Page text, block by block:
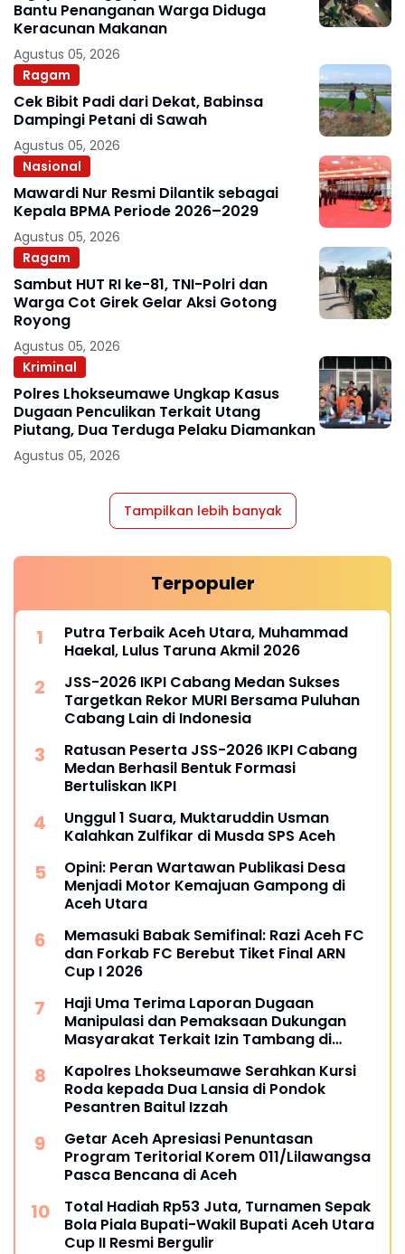
Bantu Penanganan Warga Diduga
Keracunan Makanan
Agustus 05, 2026
Ragam
Cek Bibit Padi dari Dekat, Babinsa
Dampingi Petani di Sawah
Agustus 05, 2026
Nasional
Mawardi Nur Resmi Dilantik sebagai
Kepala BPMA Periode 2026–2029
Agustus 05, 2026
Ragam
Sambut HUT RI ke-81, TNI-Polri dan
Warga Cot Girek Gelar Aksi Gotong
Royong
Agustus 05, 2026
Kriminal
Polres Lhokseumawe Ungkap Kasus
Dugaan Penculikan Terkait Utang
Piutang, Dua Terduga Pelaku Diamankan
Agustus 05, 2026
Tampilkan lebih banyak
Terpopuler
Putra Terbaik Aceh Utara, Muhammad
Haekal, Lulus Taruna Akmil 2026
JSS-2026 IKPI Cabang Medan Sukses
Targetkan Rekor MURI Bersama Puluhan
Cabang Lain di Indonesia
Ratusan Peserta JSS-2026 IKPI Cabang
Medan Berhasil Bentuk Formasi
Bertuliskan IKPI
Unggul 1 Suara, Muktaruddin Usman
Kalahkan Zulfikar di Musda SPS Aceh
Opini: Peran Wartawan Publikasi Desa
Menjadi Motor Kemajuan Gampong di
Aceh Utara
Memasuki Babak Semifinal: Razi Aceh FC
dan Forkab FC Berebut Tiket Final ARN
Cup I 2026
Haji Uma Terima Laporan Dugaan
Manipulasi dan Pemaksaan Dukungan
Masyarakat Terkait Izin Tambang di
Kapolres Lhokseumawe Serahkan Kursi
Roda kepada Dua Lansia di Pondok
Pesantren Baitul Izzah
Getar Aceh Apresiasi Penuntasan
Program Teritorial Korem 011/Lilawangsa
Pasca Bencana di Aceh
Total Hadiah Rp53 Juta, Turnamen Sepak
Bola Piala Bupati-Wakil Bupati Aceh Utara
Cup II Resmi Bergulir